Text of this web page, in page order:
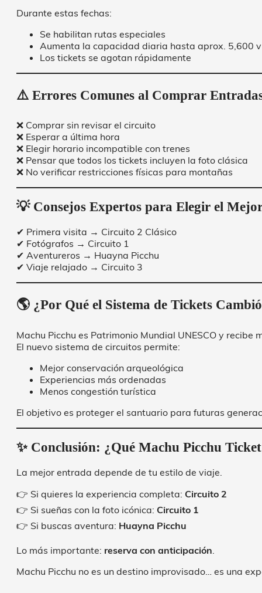
Durante estas fechas:
Se habilitan rutas especiales
Aumenta la capacidad diaria hasta aprox. 5,600
Los tickets se agotan rápidamente
⚠️ Errores Comunes al Comprar
❌ Comprar sin revisar el circuito
❌ Esperar a última hora
❌ Elegir horario incompatible con trenes
❌ Pensar que todos los tickets incluyen la foto clásica
❌ No verificar restricciones físicas para montañas
💡 Consejos Expertos para Elegir el
✔ Primera visita → Circuito 2 Clásico
✔ Fotógrafos → Circuito 1
✔ Aventureros → Huayna Picchu
✔ Viaje relajado → Circuito 3
🌎 ¿Por Qué el Sistema de Tickets
Machu Picchu es Patrimonio Mundial UNESCO y recibe
El nuevo sistema de circuitos permite:
Mejor conservación arqueológica
Experiencias más ordenadas
Menos congestión turística
El objetivo es proteger el santuario para futuras
✨ Conclusión: ¿Qué Machu Picchu
La mejor entrada depende de tu estilo de viaje.
👉 Si quieres la experiencia completa: Circuito 2
👉 Si sueñas con la foto icónica: Circuito 1
👉 Si buscas aventura: Huayna Picchu
Lo más importante: reserva con anticipación
Machu Picchu no es un destino improvisado… es una